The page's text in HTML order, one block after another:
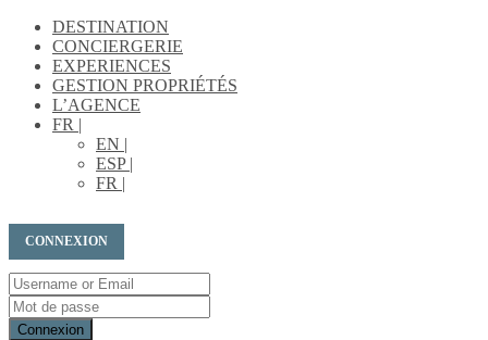
DESTINATION
CONCIERGERIE
EXPERIENCES
GESTION PROPRIÉTÉS
L’AGENCE
FR |
EN |
ESP |
FR |
CONNEXION
Connexion